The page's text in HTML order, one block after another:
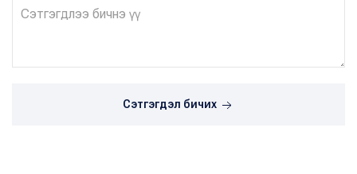
Сэтгэгдэл бичих